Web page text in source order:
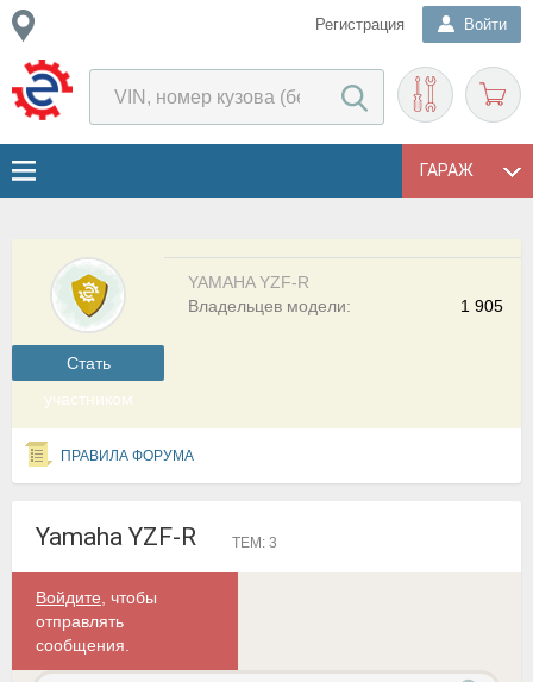
Регистрация Войти
ГАРАЖ
Cтать
участником
YAMAHA YZF-R
1 905
Владельцев модели:
ПРАВИЛА ФОРУМА
Yamaha YZF-R ТЕМ: 3
Войдите , чтобы
отправлять
сообщения.